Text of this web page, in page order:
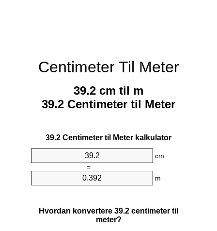
Centimeter Til Meter
39.2 cm til m
39.2 Centimeter til Meter
39.2 Centimeter til Meter kalkulator
cm
=
m
Hvordan konvertere 39.2 centimeter til
meter?